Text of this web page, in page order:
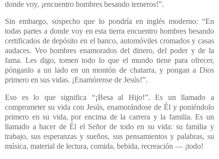
donde voy, ¡encuentro hombres besando terneros!”.
Sin embargo, sospecho que lo pondría en inglés moderno: “En
todas partes a donde voy en esta tierra encuentro hombres besando
certificados de depósito en el banco, automóviles cromados y casas
audaces. Veo hombres enamorados del dinero, del poder y de la
fama. Les digo, tomen todo lo que el mundo tiene para ofrecer,
pónganlo a un lado en un montón de chatarra, y pongan a Dios
primero en sus vidas. ¡Enamórense de Jesús!”.
Eso es lo que significa “¡Besa al Hijo!”. Es un llamado a
comprometer su vida con Jesús, enamorándose de Él y poniéndolo
primero en su vida, por encima de la carrera y la familia. Es un
llamado a hacer de Él el Señor de todo en su vida: su familia y
trabajo, sus esperanzas y sueños, sus pensamientos y palabras, su
música, material de lectura, comida, bebida, recreación — ¡todo!